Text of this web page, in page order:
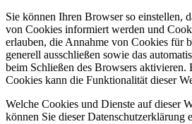
Sie können Ihren Browser so einstellen,
von Cookies informiert werden und
erlauben, die Annahme von Cookies für
generell ausschließen sowie das
beim Schließen des Browsers
Cookies kann die Funktionalität dieser
Welche Cookies und Dienste auf dieser
können Sie dieser Datenschutzerklärung